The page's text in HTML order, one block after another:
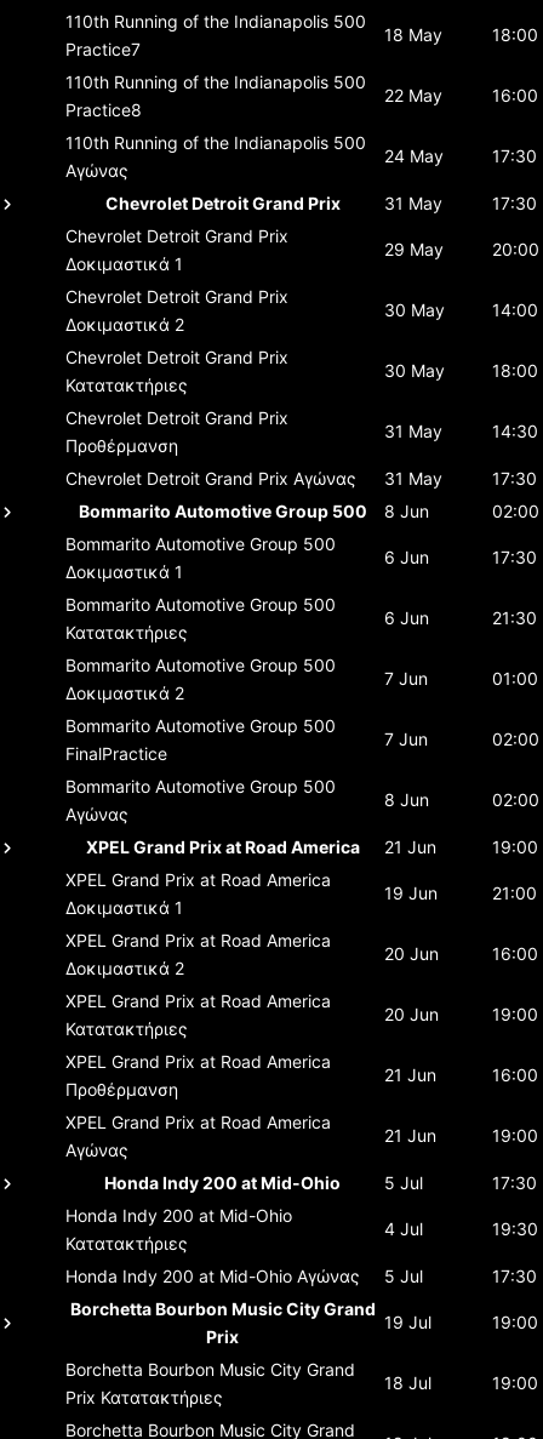
110th Running of the Indianapolis 500
Practice7
18 May 18:00
110th Running of the Indianapolis 500
Practice8
22 May 16:00
110th Running of the Indianapolis 500
Αγώνας
24 May 17:30
Chevrolet Detroit Grand Prix 31 May
17:30
Chevrolet Detroit Grand Prix
Δοκιμαστικά 1
29 May 20:00
Chevrolet Detroit Grand Prix
Δοκιμαστικά 2
30 May 14:00
Chevrolet Detroit Grand Prix
Κατατακτήριες
30 May 18:00
Chevrolet Detroit Grand Prix
Προθέρμανση
31 May 14:30
Chevrolet Detroit Grand Prix Αγώνας 31 May
17:30
Bommarito Automotive Group 500
8 Jun
02:00
Bommarito Automotive Group 500
Δοκιμαστικά 1
6 Jun 17:30
Bommarito Automotive Group 500
Κατατακτήριες
6 Jun 21:30
Bommarito Automotive Group 500
Δοκιμαστικά 2
7 Jun 01:00
Bommarito Automotive Group 500
FinalPractice
7 Jun 02:00
Bommarito Automotive Group 500
Αγώνας
8 Jun 02:00
XPEL Grand Prix at Road America 21 Jun
19:00
XPEL Grand Prix at Road America
Δοκιμαστικά 1
19 Jun 21:00
XPEL Grand Prix at Road America
Δοκιμαστικά 2
20 Jun 16:00
XPEL Grand Prix at Road America
Κατατακτήριες
20 Jun 19:00
XPEL Grand Prix at Road America
Προθέρμανση
21 Jun 16:00
XPEL Grand Prix at Road America
Αγώνας
21 Jun 19:00
Honda Indy 200 at Mid-Ohio 5 Jul
17:30
Honda Indy 200 at Mid-Ohio
Κατατακτήριες
4 Jul 19:30
Honda Indy 200 at Mid-Ohio Αγώνας 5 Jul
17:30
Borchetta Bourbon Music City Grand
Prix
19 Jul 19:00
Borchetta Bourbon Music City Grand
Prix Κατατακτήριες
18 Jul 19:00
Borchetta Bourbon Music City Grand